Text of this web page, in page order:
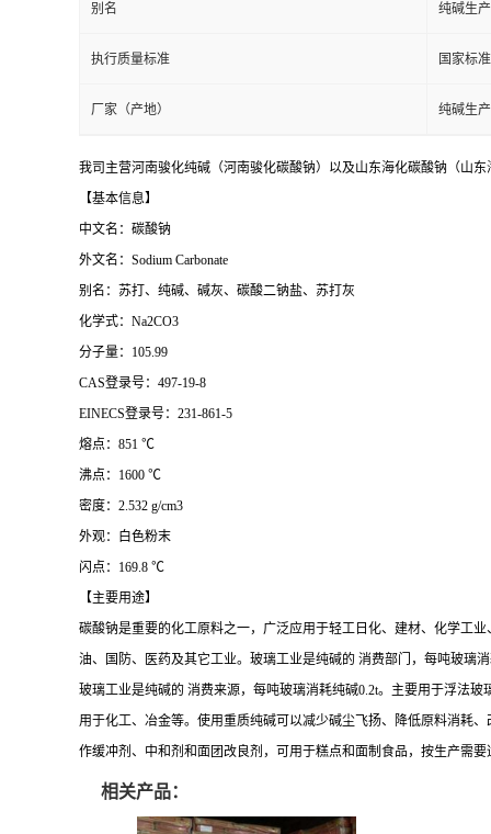
别名 纯碱生
执行质量标准 国家标准
厂家（产地） 纯碱生
我司主营河南骏化纯碱（河南骏化碳酸钠）以及山东海化碳酸钠（山
【基本信息】
中文名：碳酸钠
外文名：Sodium Carbonate
别名：苏打、纯碱、碱灰、碳酸二钠盐、苏打灰
化学式：Na2CO3
分子量：105.99
CAS登录号：497-19-8
EINECS登录号：231-861-5
熔点：851 ℃
沸点：1600 ℃
密度：2.532 g/cm3
外观：白色粉末
闪点：169.8 ℃
【主要用途】
碳酸钠是重要的化工原料之一，广泛应用于轻工日化、建材、化学工
油、国防、医药及其它工业。玻璃工业是纯碱的 消费部门，每吨玻璃
玻璃工业是纯碱的 消费来源，每吨玻璃消耗纯碱0.2t。主要用于浮法玻
用于化工、冶金等。使用重质纯碱可以减少碱尘飞扬、降低原料消耗
作缓冲剂、中和剂和面团改良剂，可用于糕点和面制食品，按生产需要
相关产品：